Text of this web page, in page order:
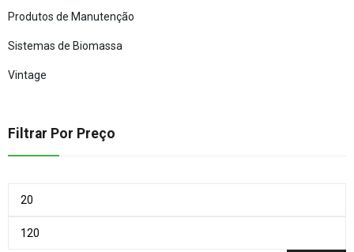
Produtos de Manutenção
Sistemas de Biomassa
Vintage
Filtrar Por Preço